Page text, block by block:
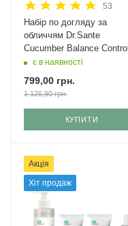
53
Набір по догляду за
обличчям Dr.Sante
Cucumber Balance Control
є в наявності
799,00 грн.
1 126,90грн.
КУПИТИ
Акція
Хіт продаж